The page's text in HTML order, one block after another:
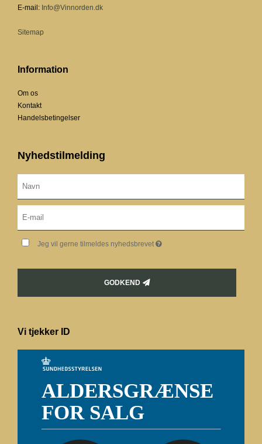
E-mail: Info@Vinnorden.dk
Sitemap
Information
Om os
Kontakt
Handelsbetingelser
Nyhedstilmelding
Jeg vil gerne tilmeldes nyhedsbrevet
GODKEND
Vi tjekker ID